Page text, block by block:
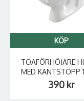
KÖP
TOAFÖRHÖJARE
MED KANTSTOPP
390 kr